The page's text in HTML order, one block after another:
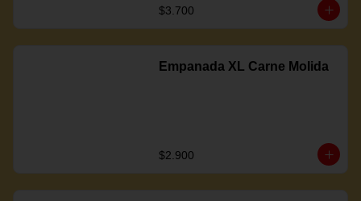
$3.700
Empanada XL Carne Molida
$2.900